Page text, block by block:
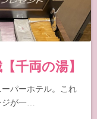
千両の湯】
パーホテル。これ
ジが一…